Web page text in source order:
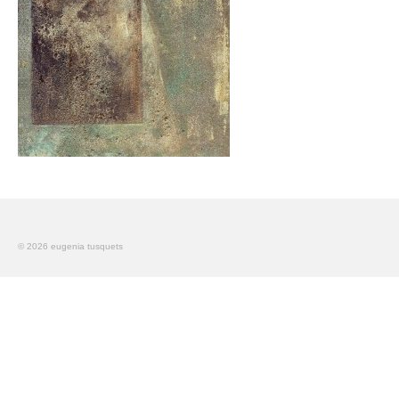
El cuadro perdido de Picasso
Articles
Paintings
An Idyll
Gent de Pas
© 2026 eugenia tusquets